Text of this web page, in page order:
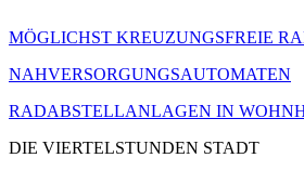
MÖGLICHST KREUZUNGSFREIE
NAHVERSORGUNGSAUTOMATEN
RADABSTELLANLAGEN IN
DIE VIERTELSTUNDEN STADT